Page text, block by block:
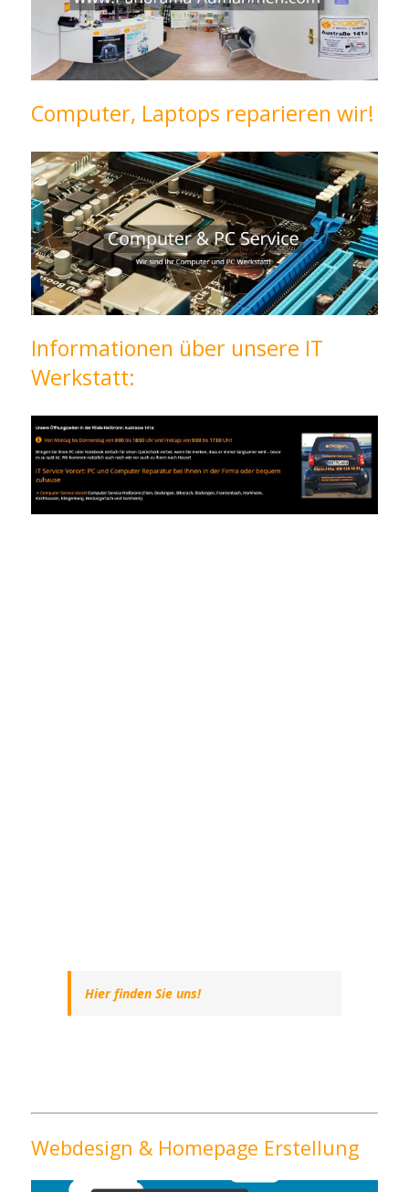
Computer, Laptops reparieren wir!
Informationen über unsere IT
Werkstatt:
Hier finden Sie uns!
Webdesign & Homepage Erstellung